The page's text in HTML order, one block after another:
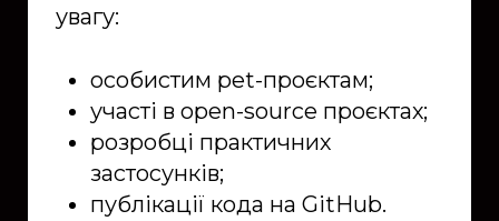
увагу:
особистим pet-проєктам;
участі в open-source проєктах;
розробці практичних
застосунків;
публікації кода на GitHub.